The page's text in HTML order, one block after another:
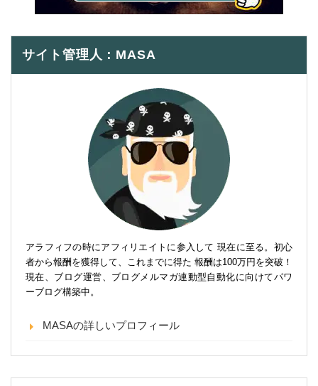
サイト管理人：MASA
アラフィフの時にアフィリエイトに参入して 現在に至る。初心
者から報酬を獲得して、これまでに得た 報酬は100万円を突破！
現在、ブログ運営、ブログメルマガ連動型自動化に向けてパワ
ーブログ構築中。
MASAの詳しいプロフィール